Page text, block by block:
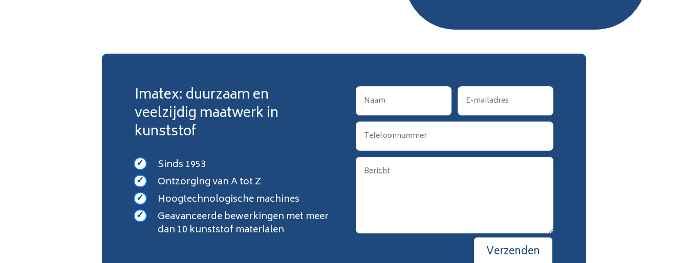
Imatex: duurzaam en
veelzijdig maatwerk in
kunststof
Sinds 1953
Ontzorging van A tot Z
Hoogtechnologische machines
Geavanceerde bewerkingen met meer
dan 10 kunststof materialen
Verzenden